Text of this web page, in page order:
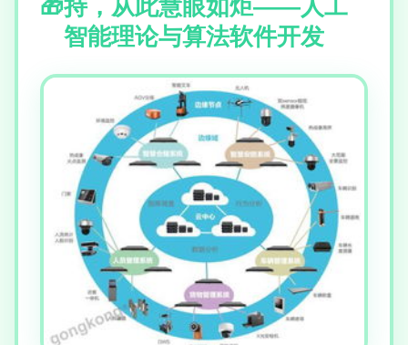
持，从此慧眼如炬——人工
智能理论与算法软件开发